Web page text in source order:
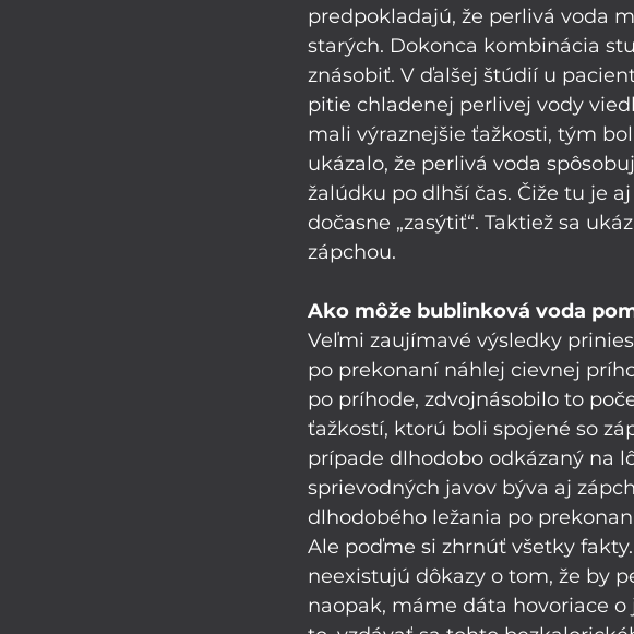
predpokladajú, že perlivá voda
starých. Dokonca kombinácia
znásobiť. V ďalšej štúdií u
pitie chladenej perlivej vody
mali výraznejšie ťažkosti, tým
ukázalo, že perlivá voda
žalúdku po dlhší čas. Čiže tu je
dočasne „zasýtiť“. Taktiež sa
zápchou.
Ako môže bublinková voda
Veľmi zaujímavé výsledky
po prekonaní náhlej cievnej
po príhode, zdvojnásobilo to
ťažkostí, ktorú boli spojené so
prípade dlhodobo odkázaný na
sprievodných javov býva aj
dlhodobého ležania po
Ale poďme si zhrnúť všetky
neexistujú dôkazy o tom, že by
naopak, máme dáta hovoriace